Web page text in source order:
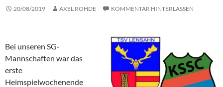
20/08/2019 AXEL ROHDE KOMMENTAR HINTERLASSEN
Bei unseren SG-
Mannschaften war das
erste
Heimspielwochenende